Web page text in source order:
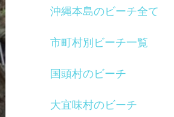
沖縄本島のビーチ全て
市町村別ビーチ一覧
国頭村のビーチ
大宜味村のビーチ